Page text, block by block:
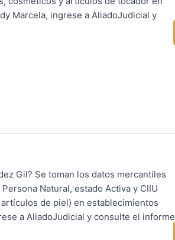
Marcela, ingrese a AliadoJudicial y
Gil? Se toman los datos mercantiles
Natural, estado Activa y CIIU
de piel) en establecimientos
a AliadoJudicial y consulte el informe